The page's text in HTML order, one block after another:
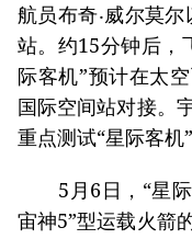
航员布奇‧威尔莫
站。约15分钟后，
际客机”预计在太
国际空间站对接。
重点测试“星际客机”
5月6日，“星际
宙神5”型运载火箭